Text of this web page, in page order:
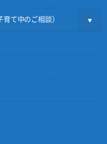
て中のご相談）